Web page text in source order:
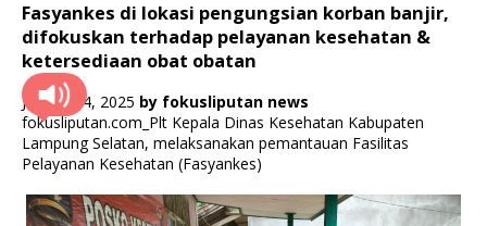
Fasyankes di lokasi pengungsian korban banjir,
difokuskan terhadap pelayanan kesehatan &
ketersediaan obat obatan
Januari 24, 2025 by fokusliputan news
fokusliputan.com_Plt Kepala Dinas Kesehatan Kabupaten
Lampung Selatan, melaksanakan pemantauan Fasilitas
Pelayanan Kesehatan (Fasyankes)